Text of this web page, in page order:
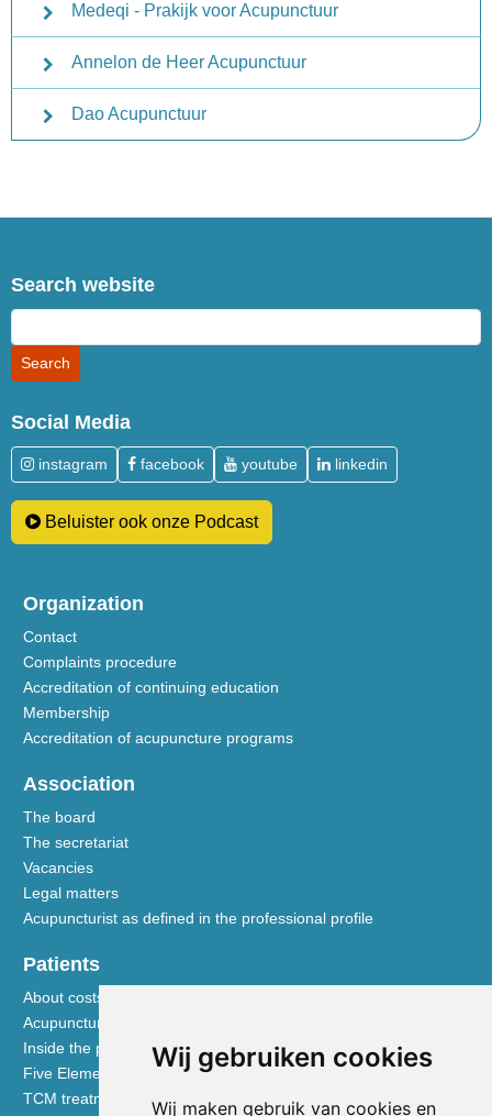
Wij gebruiken cookies
Wij maken gebruik van cookies en
Medeqi - Prakijk voor Acupunctuur
Annelon de Heer Acupunctuur
Dao Acupunctuur
Search website
Social Media
instagram facebook youtube linkedin
Beluister ook onze Podcast
Organization
Contact
Complaints procedure
Accreditation of continuing education
Membership
Accreditation of acupuncture programs
Association
The board
The secretariat
Vacancies
Legal matters
Acupuncturist as defined in the professional profile
Patients
About costs and reimbursements
Acupuncture explained
Inside the practice
Five Element nutrition
TCM treatment disciplines